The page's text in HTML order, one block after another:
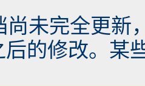
尚未完全更新
后的修改。某